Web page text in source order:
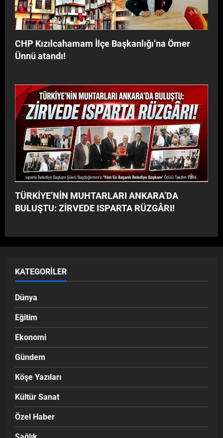
y
o
r
G
Â
R
CHP Kızılcahamam İlçe Başkanlığı’na Ömer
Ünnü atandı!
TÜRKİYE’NİN MUHTARLARI ANKARA’DA
BULUŞTU: ZİRVEDE ISPARTA RÜZGÂRI!
KATEGORILER
Dünya
Eğitim
Ekonomi
Gündem
Köşe Yazıları
Kültür Sanat
Özel Haber